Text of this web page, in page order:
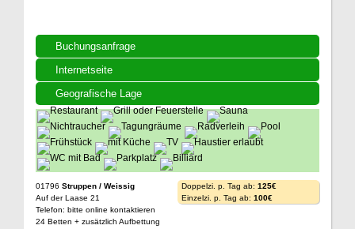
Buchungsanfrage
Internetseite
Geografische Lage
01796 Struppen / Weissig
Auf der Laase 21
Telefon: bitte online kontaktieren
24 Betten + zusätzlich Aufbettung
Doppelzi. p. Tag ab: 125€
Einzelzi. p. Tag ab: 100€